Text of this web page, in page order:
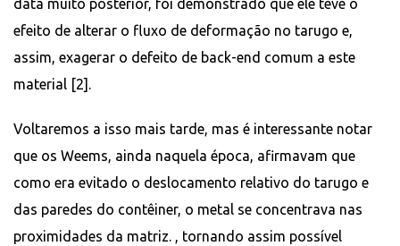
data muito posterior, foi demonstrado que ele teve o
efeito de alterar o fluxo de deformação no tarugo e,
assim, exagerar o defeito de back-end comum a este
material [2].
Voltaremos a isso mais tarde, mas é interessante notar
que os Weems, ainda naquela época, afirmavam que
como era evitado o deslocamento relativo do tarugo e
das paredes do contêiner, o metal se concentrava nas
proximidades da matriz. , tornando assim possível